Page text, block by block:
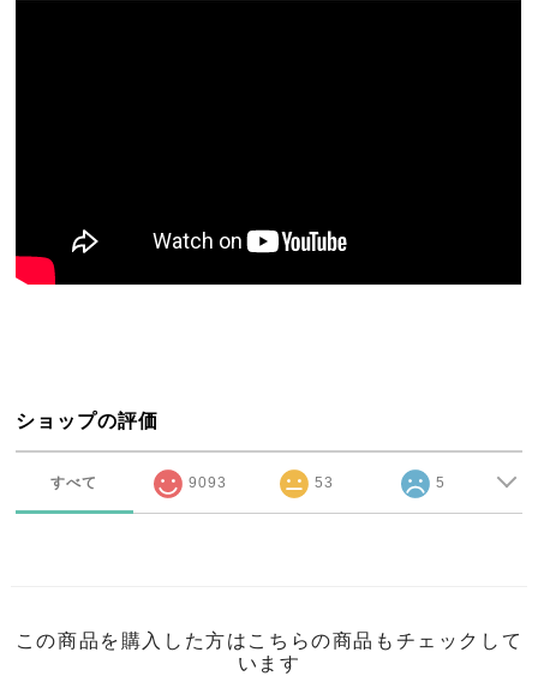
ショップの評価
すべて 9093 53 5
この商品を購入した方はこちらの商品もチェックして
います